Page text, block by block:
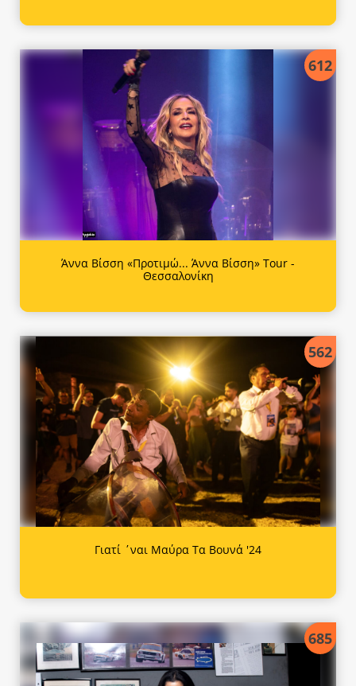
612
Άννα Βίσση «Προτιμώ... Άννα Βίσση» Tour -
Θεσσαλονίκη
562
Γιατί ΄ναι Μαύρα Τα Βουνά '24
685